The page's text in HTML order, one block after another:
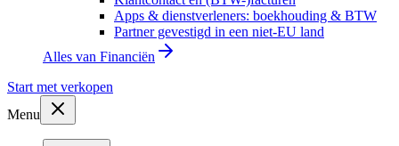
Apps & dienstverleners: boekhouding & BTW
Partner gevestigd in een niet-EU land
Alles van Financiën
Start met verkopen
Menu